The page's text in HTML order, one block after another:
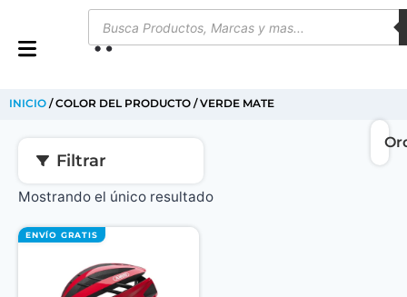
INICIO / COLOR DEL PRODUCTO / VERDE MATE
Filtrar
Mostrando el único resultado
ENVÍO GRATIS